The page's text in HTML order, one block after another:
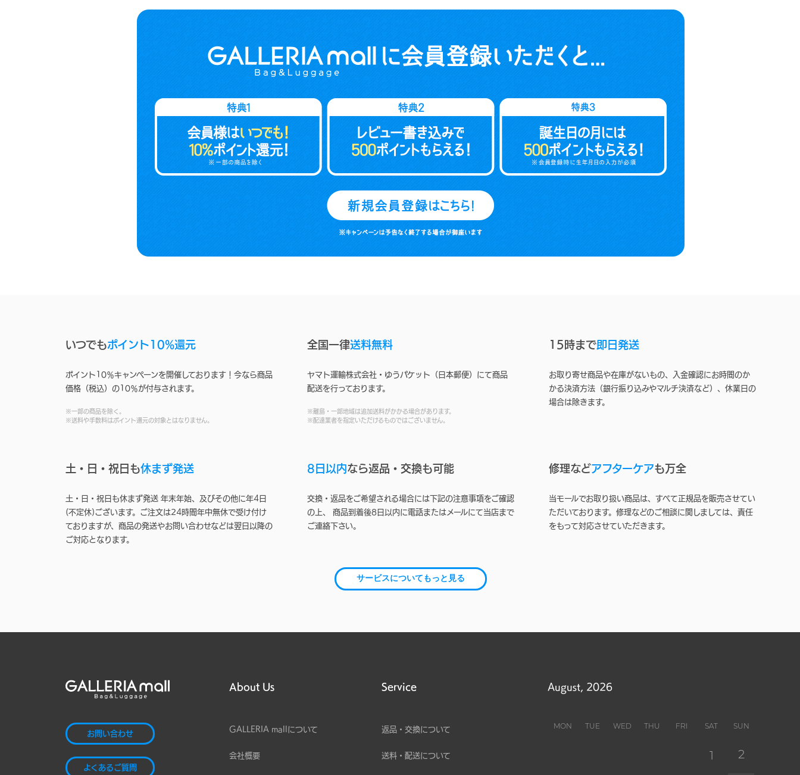
いつでもポイント10%還元
ポイント10％キャンペーンを開催しております！今なら商品
価格（税込）の10％が付与されます。
※一部の商品を除く。
※送料や手数料はポイント還元の対象とはなりません。
全国一律送料無料
ヤマト運輸株式会社・ゆうパケット（日本郵便）にて商品
配送を行っております。
※離島・一部地域は追加送料がかかる場合があります。
※配達業者を指定いただけるものではございません。
15時まで即日発送
お取り寄せ商品や在庫がないもの、入金確認にお時間のか
かる決済方法（銀行振り込みやマルチ決済など）、休業日の
場合は除きます。
土・日・祝日も休まず発送
土・日・祝日も休まず発送 年末年始、及びその他に年4日
(不定休)ございます。ご注文は24時間年中無休で受け付け
ておりますが、商品の発送やお問い合わせなどは翌日以降の
ご対応となります。
8日以内なら返品・交換も可能
交換・返品をご希望される場合には下記の注意事項をご確認
の上、 商品到着後8日以内に電話またはメールにて当店まで
ご連絡下さい。
修理などアフターケアも万全
当モールでお取り扱い商品は、すべて正規品を販売させてい
ただいております。修理などのご相談に関しましては、責任
をもって対応させていただきます。
サービスについてもっと見る
お問い合わせ
よくあるご質問
About Us
GALLERIA mallについて
会社概要
Service
返品・交換について
送料・配送について
August, 2026
MON TUE WED THU FRI SAT SUN
2